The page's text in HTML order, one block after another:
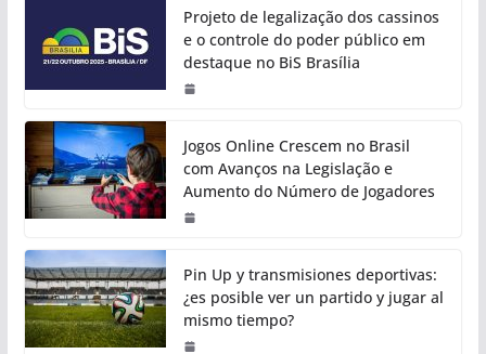
Projeto de legalização dos cassinos
e o controle do poder público em
destaque no BiS Brasília
Jogos Online Crescem no Brasil
com Avanços na Legislação e
Aumento do Número de Jogadores
Pin Up y transmisiones deportivas:
¿es posible ver un partido y jugar al
mismo tiempo?